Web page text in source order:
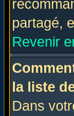
partagé,
Revenir
la liste
Dans